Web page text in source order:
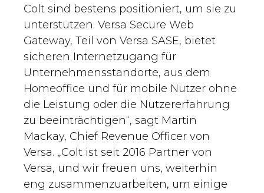
Colt sind bestens positioniert, um sie zu
unterstützen. Versa Secure Web
Gateway, Teil von Versa SASE, bietet
sicheren Internetzugang für
Unternehmensstandorte, aus dem
Homeoffice und für mobile Nutzer ohne
die Leistung oder die Nutzererfahrung
zu beeinträchtigen“, sagt Martin
Mackay, Chief Revenue Officer von
Versa. „Colt ist seit 2016 Partner von
Versa, und wir freuen uns, weiterhin
eng zusammenzuarbeiten, um einige